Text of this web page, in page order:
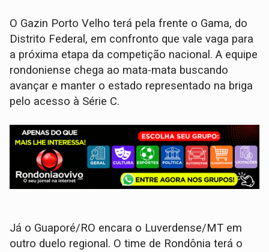
O Gazin Porto Velho terá pela frente o Gama, do
Distrito Federal, em confronto que vale vaga para
a próxima etapa da competição nacional. A equipe
rondoniense chega ao mata-mata buscando
avançar e manter o estado representado na briga
pelo acesso à Série C.
Já o Guaporé/RO encara o Luverdense/MT em
outro duelo regional. O time de Rondônia terá o